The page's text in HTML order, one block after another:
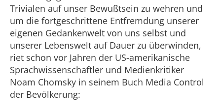
Trivialen auf unser Bewußtsein zu wehren und
um die fortgeschrittene Entfremdung unserer
eigenen Gedankenwelt von uns selbst und
unserer Lebenswelt auf Dauer zu überwinden,
riet schon vor Jahren der US-amerikanische
Sprachwissenschaftler und Medienkritiker
Noam Chomsky in seinem Buch Media Control
der Bevölkerung: